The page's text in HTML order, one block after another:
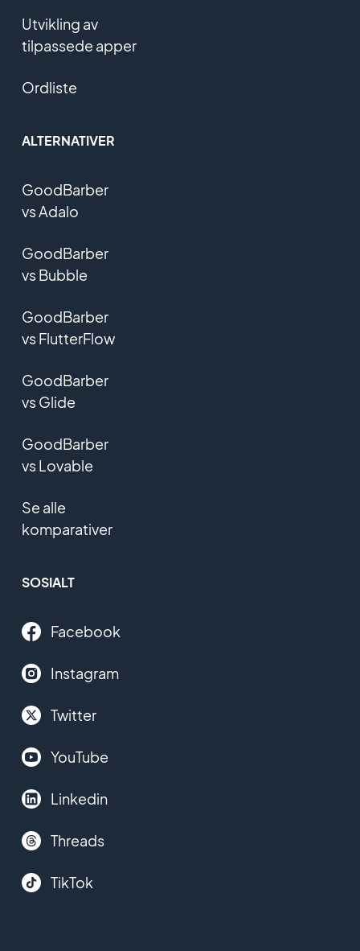
Utvikling av
tilpassede apper
Ordliste
ALTERNATIVER
GoodBarber
vs Adalo
GoodBarber
vs Bubble
GoodBarber
vs FlutterFlow
GoodBarber
vs Glide
GoodBarber
vs Lovable
Se alle
komparativer
SOSIALT
Facebook
Instagram
Twitter
YouTube
Linkedin
Threads
TikTok